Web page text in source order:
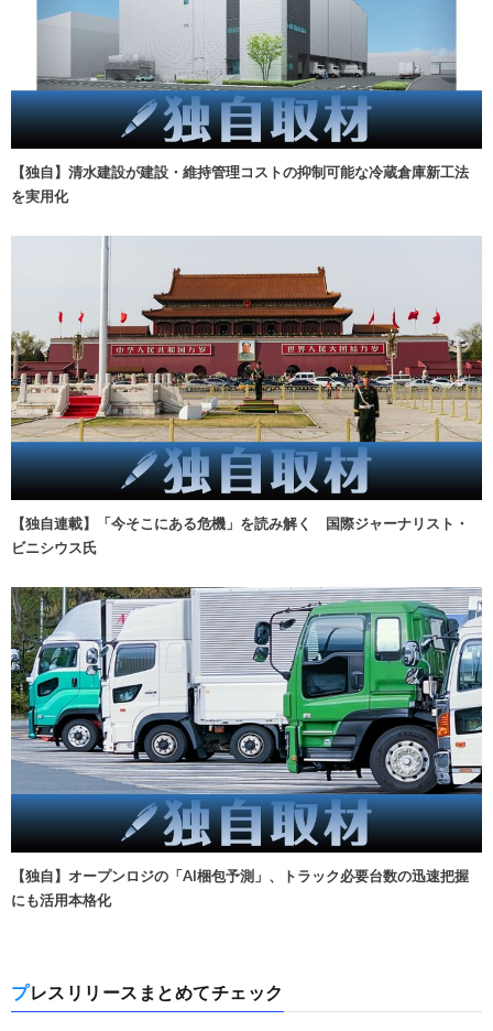
【独自】清水建設が建設・維持管理コストの抑制可能な冷蔵倉庫新工法
を実用化
【独自連載】「今そこにある危機」を読み解く 国際ジャーナリスト・
ビニシウス氏
【独自】オープンロジの「AI梱包予測」、トラック必要台数の迅速把握
にも活用本格化
プレスリリースまとめてチェック